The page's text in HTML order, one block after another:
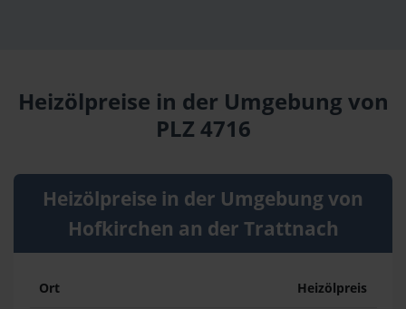
Heizölpreise in der Umgebung von
PLZ 4716
Heizölpreise in der Umgebung von
Hofkirchen an der Trattnach
Ort Heizölpreis